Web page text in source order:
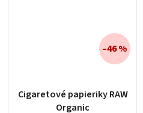
Cigaretové papieriky RAW
Organic
–46 %